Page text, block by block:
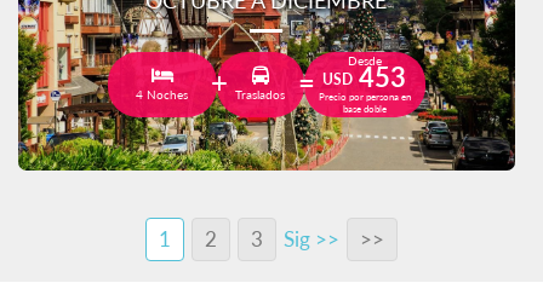
4 Noches Traslados
Desde
USD 453
Precio por persona en
base doble
1 2 3 Sig >> >>